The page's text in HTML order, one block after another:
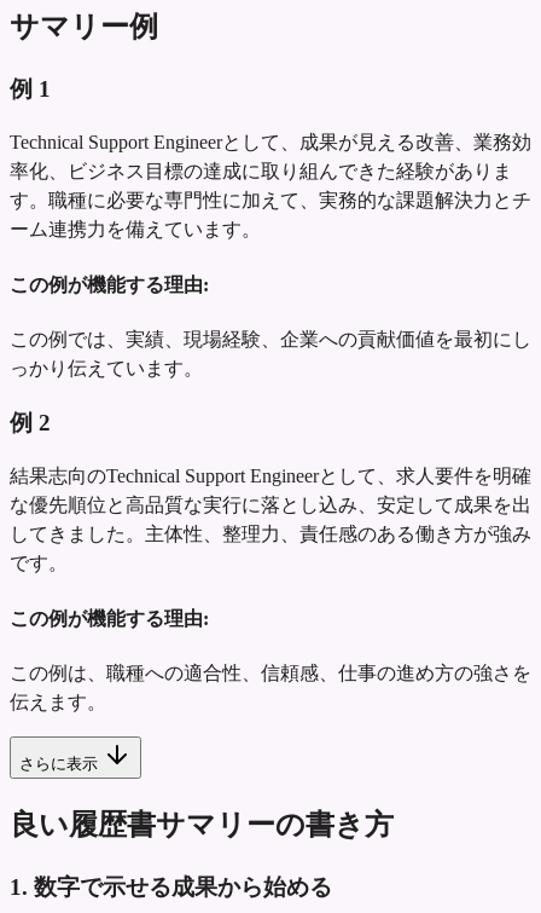
サマリー例
例 1
Technical Support Engineerとして、成果が見える改善、業務効
率化、ビジネス目標の達成に取り組んできた経験がありま
す。職種に必要な専門性に加えて、実務的な課題解決力とチ
ーム連携力を備えています。
この例が機能する理由:
この例では、実績、現場経験、企業への貢献価値を最初にし
っかり伝えています。
例 2
結果志向のTechnical Support Engineerとして、求人要件を明確
な優先順位と高品質な実行に落とし込み、安定して成果を出
してきました。主体性、整理力、責任感のある働き方が強み
です。
この例が機能する理由:
この例は、職種への適合性、信頼感、仕事の進め方の強さを
伝えます。
さらに表示
良い履歴書サマリーの書き方
1. 数字で示せる成果から始める